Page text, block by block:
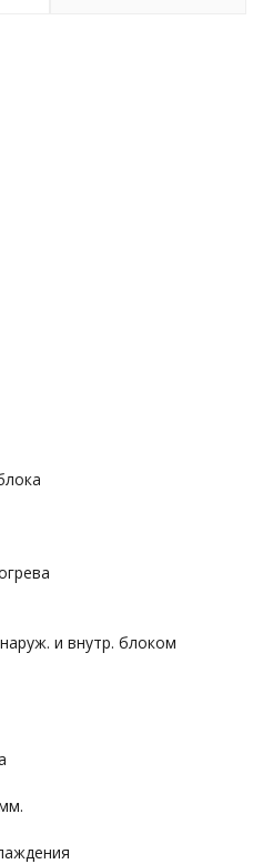
и внутр. блоком